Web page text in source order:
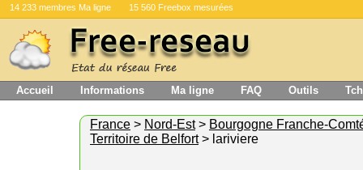
14 233 membres Ma ligne 15 560 Freebox mesurées
Accueil Informations Ma ligne FAQ Outils
France > Nord-Est> Bourgogne Franche-
Territoire de Belfort> lariviere